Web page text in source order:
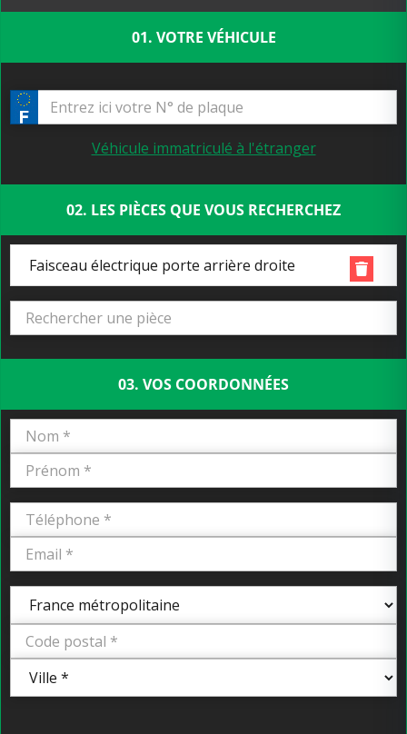
01. VOTRE VÉHICULE
Véhicule immatriculé à l'étranger
02. LES PIÈCES QUE VOUS RECHERCHEZ
Faisceau électrique porte arrière droite
03. VOS COORDONNÉES